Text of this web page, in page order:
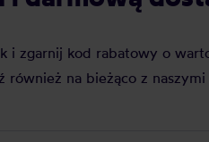
i zgarnij kod rabatowy o
również na bieżąco z